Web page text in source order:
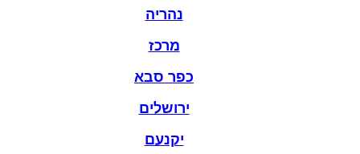
נהריה
מרכז
כפר סבא
ירושלים
יקנעם